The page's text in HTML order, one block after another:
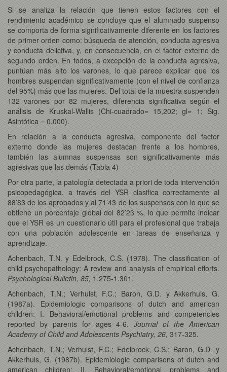
Si se analiza la relación que tienen estos factores con el
rendimiento académico se concluye que el alumnado suspenso
se comporta de forma significativamente diferente en los factores
de primer orden como: búsqueda de atención, conducta agresiva
y conducta delictiva, y, en consecuencia, en el factor externo de
segundo orden. En todos, a excepción de la conducta agresiva,
puntúan más alto los varones, lo que parece explicar que los
hombres suspendan significativamente (con el nivel de confianza
del 95%) más que las mujeres. Del total de la muestra suspenden
132 varones por 82 mujeres, diferencia significativa según el
análisis de Kruskal-Wallis (Chi-cuadrado= 15,202; gl= 1; Sig.
Asintótica = 0.000).
En relación a la conducta agresiva, componente del factor
externo donde las mujeres destacan frente a los hombres,
también las alumnas suspensas son significativamente más
agresivas que las demás (Tabla 4)
Por otra parte, la patología detectada a priori de toda intervención
psicopedagógica, a través del YSR clasifica correctamente al
88’83 de los aprobados y al 71’43 de los suspensos con lo que se
obtiene un porcentaje global del 82’23 %, lo que permite indicar
que el YSR es un cuestionario útil para el profesional que trabaja
con una población adolescente en tareas de enseñanza y
aprendizaje.
Achenbach, T.N. y Edelbrock, C.S. (1978). The classification of
child psychopathology: A review and analysis of empirical efforts.
Psychological Bulletin, 85, 1.275-1.301.
Achenbach, T.N.; Verhulst, F.C.; Baron, G.D. y Akkerhuis, G.
(1987a). Epidemiologic comparisons of dutch and american
children: I. Behavioral/emotional problems and competencies
reported by parents for ages 4-6.Journal of the American
Academy of Child and Adolescents Psychiatry, 26, 317-325.
Achenbach, T.N.; Verhulst, F.C.; Edelbrock, C.S.; Baron, G.D. y
Akkerhuis, G. (1987b). Epidemiologic comparisons of dutch and
american children: II. Behavioral/emotional problems and